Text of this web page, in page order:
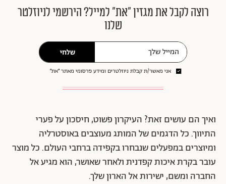
רוצה לקבל את מגזין ״את״ למייל? הירשמי לניוזלטר
שלנו
שלחי
אני מאשר/ת קבלת ניוזלטרים ומידע פרסומי מאתר ״את״
ואיך הם עושים זאת? העיקרון פשוט, חיסכון על פערי
התיווך. כל הדגמים של המותג מעוצבים באוסטרליה
ומיוצרים במפעלים שנבחרו בקפידה ברחבי העולם. כל מוצר
עובר בקרת איכות קפדנית ולאחר שאושר, הוא מגיע אל
החברה ומשם, ישירות אל הארון שלך.